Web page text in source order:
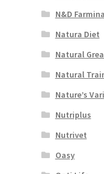
N&D Farmina
Natura Diet
Natural
Natural
Nature’s
Nutriplus
Nutrivet
Oasy